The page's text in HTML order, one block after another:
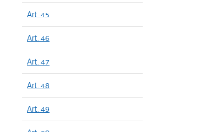
Art. 45
Art. 46
Art. 47
Art. 48
Art. 49